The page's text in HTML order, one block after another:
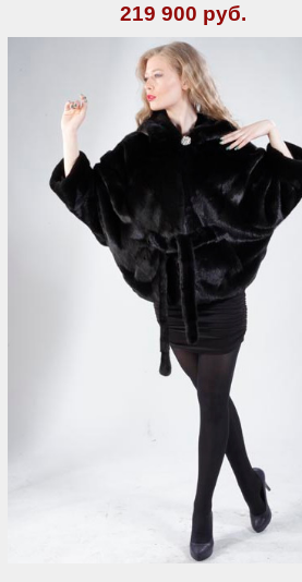
219 900 руб.